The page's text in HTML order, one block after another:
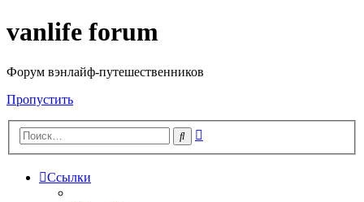
vanlife forum
Форум вэнлайф-путешественников
Пропустить
Поиск
Ссылки